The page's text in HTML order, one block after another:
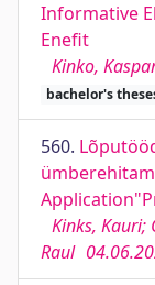
Informative
Enefit
Kinko,
bachelor's
560.
Kinks, Kauri;
Raul